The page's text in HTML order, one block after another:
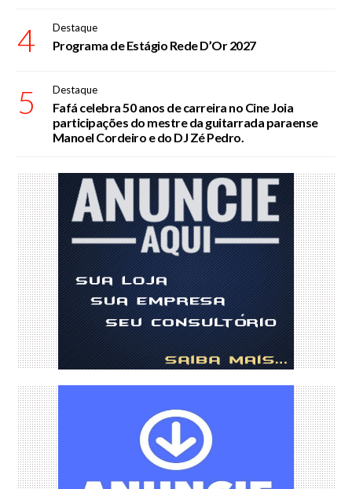
4 Destaque
Programa de Estágio Rede D’Or 2027
5 Destaque
Fafá celebra 50 anos de carreira no Cine Joia
participações do mestre da guitarrada paraense
Manoel Cordeiro e do DJ Zé Pedro.